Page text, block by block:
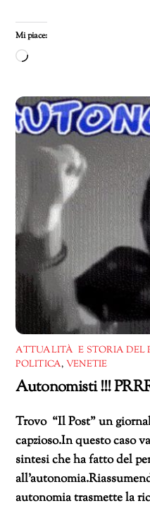
Mi piace:
Caricamento
corso…
ATTUALITÀ E STORIA DEL
POLITICA, VENETIE
Autonomisti !!!
Trovo “Il Post” un
capzioso.In questo caso
sintesi che ha fatto del
autonomia trasmette la